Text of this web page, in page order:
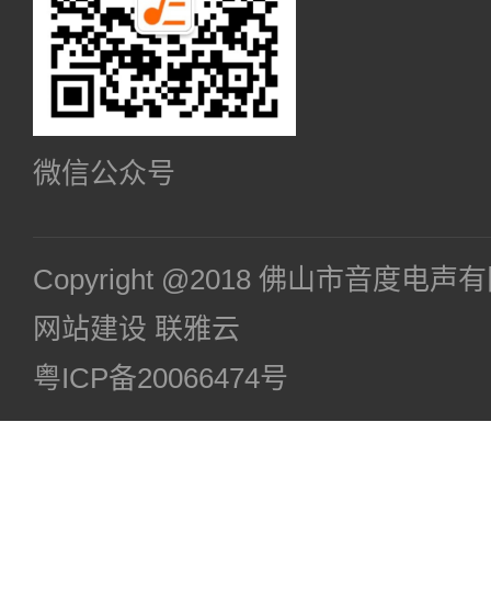
微信公众号
Copyright @2018 佛山市音度电声
网站建设 联雅云
粤ICP备20066474号